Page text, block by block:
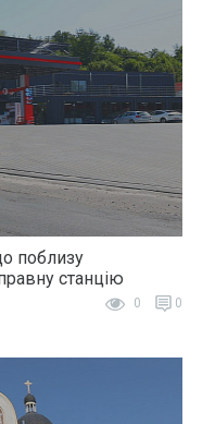
поблизу
станцію
0 0